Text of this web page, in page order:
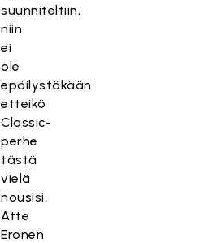
suunniteltiin,
niin
ei
ole
epäilystäkään
etteikö
Classic-
perhe
tästä
vielä
nousisi,
Atte
Eronen